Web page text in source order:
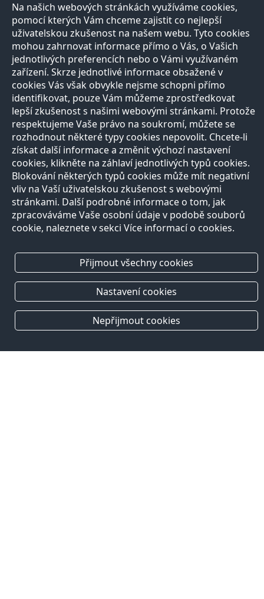
Přírodovědci
O projektu
Naši partneři
Razítková
samoobsluha
Autoři
Vědci
Výhody registrace
Učitelé
Registrace
Nabídka služeb
E-shop
Registrace
Otevírací doba
Vše o nákupu
Reklamační řád
Kontakt
Všechny
kontakty
Pro
Copyright © 2013, Prirodovedci.cz jsou komunikačním projektem
fakultyUK v Praze. VytvořiloAndweb s.r.o. Mapa stránek
Na našich webových stránkách využíváme cookies,
pomocí kterých Vám chceme zajistit co nejlepší
uživatelskou zkušenost na našem webu. Tyto cookies
mohou zahrnovat informace přímo o Vás, o Vašich
jednotlivých preferencích nebo o Vámi využívaném
zařízení. Skrze jednotlivé informace obsažené v
cookies Vás však obvykle nejsme schopni přímo
identifikovat, pouze Vám můžeme zprostředkovat
lepší zkušenost s našimi webovými stránkami. Protože
respektujeme Vaše právo na soukromí, můžete se
rozhodnout některé typy cookies nepovolit. Chcete-li
získat další informace a změnit výchozí nastavení
cookies, klikněte na záhlaví jednotlivých typů cookies.
Blokování některých typů cookies může mít negativní
vliv na Vaší uživatelskou zkušenost s webovými
stránkami. Další podrobné informace o tom, jak
zpracováváme Vaše osobní údaje v podobě souborů
cookie, naleznete v sekci Více informací o cookies.
Přijmout všechny cookies
Nastavení cookies
Nepřijmout cookies